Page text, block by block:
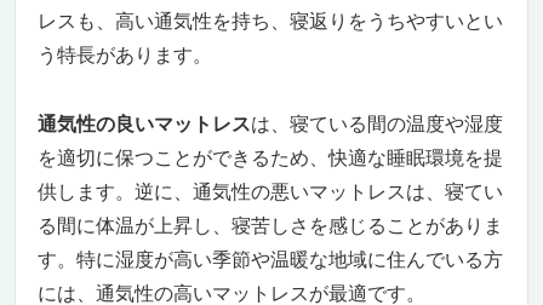
レスも、高い通気性を持ち、寝返りをうちやすいとい
う特長があります。
通気性の良いマットレスは、寝ている間の温度や湿度
を適切に保つことができるため、快適な睡眠環境を提
供します。逆に、通気性の悪いマットレスは、寝てい
る間に体温が上昇し、寝苦しさを感じることがありま
す。特に湿度が高い季節や温暖な地域に住んでいる方
には、通気性の高いマットレスが最適です。